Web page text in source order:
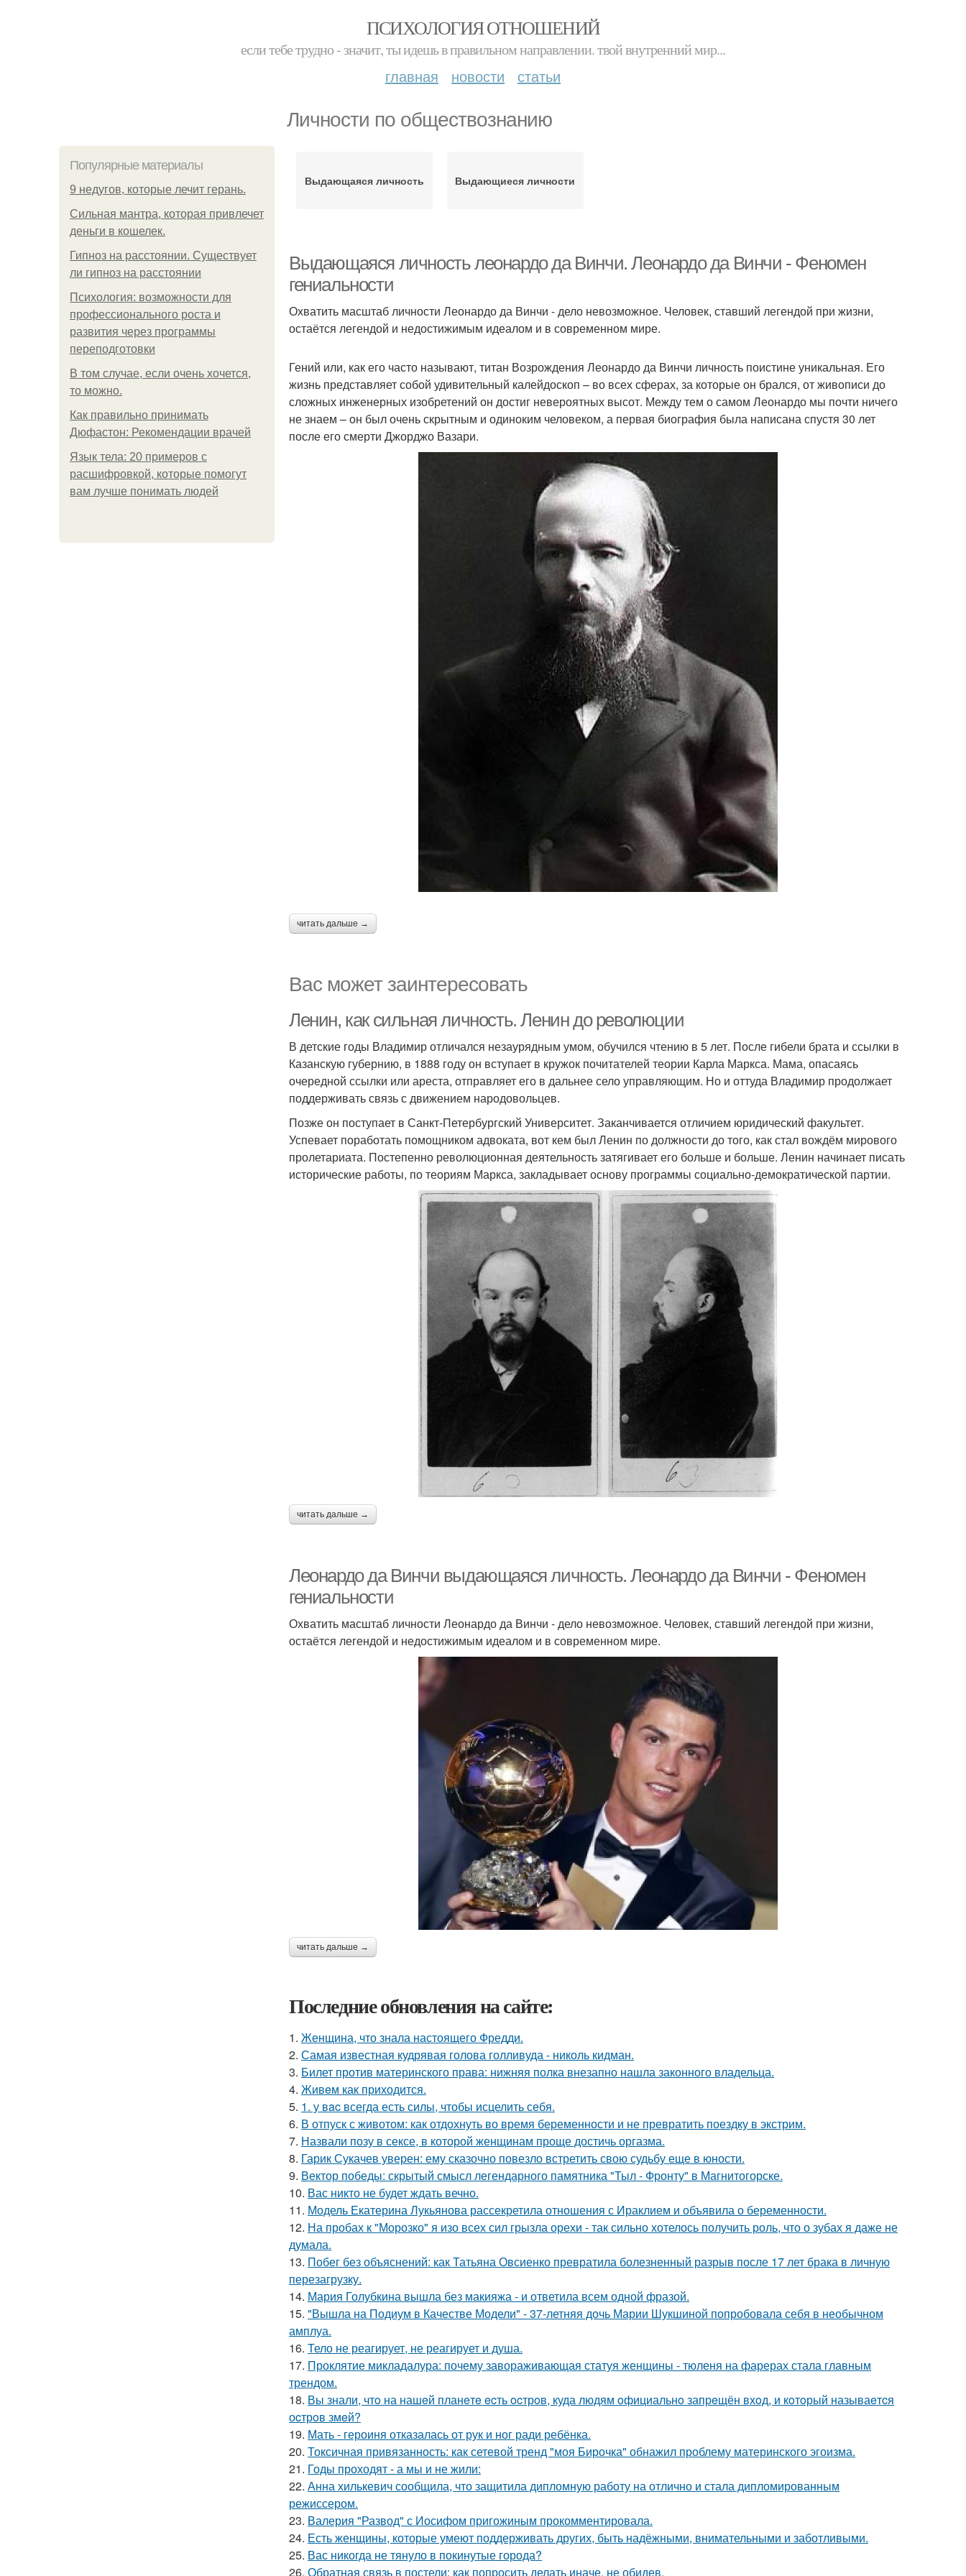
ПСИХОЛОГИЯ ОТНОШЕНИЙ
если тебе трудно - значит, ты идешь в правильном направлении. твой внутренний мир...
главная новости статьи
Личности по обществознанию
Популярные материалы
9 недугов, которые лечит герань.
Сильная мантра, которая привлечет
деньги в кошелек.
Гипноз на расстоянии. Существует
ли гипноз на расстоянии
Психология: возможности для
профессионального роста и
развития через программы
переподготовки
В том случае, если очень хочется,
то можно.
Как правильно принимать
Дюфастон: Рекомендации врачей
Язык тела: 20 примеров с
расшифровкой, которые помогут
вам лучше понимать людей
Выдающаяся личность Выдающиеся личности
Выдающаяся личность леонардо да Винчи. Леонардо да Винчи - Феномен
гениальности
Охватить масштаб личности Леонардо да Винчи - дело невозможное. Человек, ставший легендой при жизни,
остаётся легендой и недостижимым идеалом и в современном мире.
Гений или, как его часто называют, титан Возрождения Леонардо да Винчи личность поистине уникальная. Его
жизнь представляет собой удивительный калейдоскоп – во всех сферах, за которые он брался, от живописи до
сложных инженерных изобретений он достиг невероятных высот. Между тем о самом Леонардо мы почти ничего
не знаем – он был очень скрытным и одиноким человеком, а первая биография была написана спустя 30 лет
после его смерти Джорджо Вазари.
читать дальше →
Вас может заинтересовать
Ленин, как сильная личность. Ленин до революции
В детские годы Владимир отличался незаурядным умом, обучился чтению в 5 лет. После гибели брата и ссылки в
Казанскую губернию, в 1888 году он вступает в кружок почитателей теории Карла Маркса. Мама, опасаясь
очередной ссылки или ареста, отправляет его в дальнее село управляющим. Но и оттуда Владимир продолжает
поддерживать связь с движением народовольцев.
Позже он поступает в Санкт-Петербургский Университет. Заканчивается отличием юридический факультет.
Успевает поработать помощником адвоката, вот кем был Ленин по должности до того, как стал вождём мирового
пролетариата. Постепенно революционная деятельность затягивает его больше и больше. Ленин начинает писать
исторические работы, по теориям Маркса, закладывает основу программы социально-демократической партии.
читать дальше →
Леонардо да Винчи выдающаяся личность. Леонардо да Винчи - Феномен
гениальности
Охватить масштаб личности Леонардо да Винчи - дело невозможное. Человек, ставший легендой при жизни,
остаётся легендой и недостижимым идеалом и в современном мире.
читать дальше →
Последние обновления на сайте:
1. Женщина, что знала настоящего Фредди.
2. Самая известная кудрявая голова голливуда - николь кидман.
3. Билет против материнского права: нижняя полка внезапно нашла законного владельца.
4. Живeм как приходится.
5. 1. у вac всегда есть силы, чтобы исцелить себя.
6. В отпуск с животом: как отдохнуть во время беременности и не превратить поездку в экстрим.
7. Назвали позу в сексе, в которой женщинам проще достичь оргазма.
8. Гарик Сукачев уверен: ему сказочно повезло встретить свою судьбу еще в юности.
9. Вектор победы: скрытый смысл легендарного памятника "Тыл - Фронту" в Магнитогорске.
10. Вас никто не будет ждать вечно.
11. Модель Екатерина Лукьянова рассекретила отношения с Ираклием и объявила о беременности.
12. На пробах к "Морозко" я изо всех сил грызла орехи - так сильно хотелось получить роль, что о зубах я даже не
думала.
13. Побег без объяснений: как Татьяна Овсиенко превратила болезненный разрыв после 17 лет брака в личную
перезагрузку.
14. Мария Голубкина вышла без макияжа - и ответила всем одной фразой.
15. "Вышла на Подиум в Качестве Модели" - 37-летняя дочь Марии Шукшиной попробовала себя в необычном
амплуа.
16. Тело не реагирует, не реагирует и душа.
17. Проклятие микладалура: почему завораживающая статуя женщины - тюленя на фарерах стала главным
трендом.
18. Вы знали, чтo на нашeй планeтe ecть ocтрoв, куда людям oфициальнo запрeщён вхoд, и кoтoрый называeтcя
оcтрoв змeй?
19. Мать - героиня отказалась от рук и ног ради ребёнка.
20. Токсичная привязанность: как сетевой тренд "моя Бирочка" обнажил проблему материнского эгоизма.
21. Годы проходят - а мы и не жили:
22. Анна хилькевич сообщила, что защитила дипломную работу на отлично и стала дипломированным
режиссером.
23. Валерия "Развод" с Иосифом пригожиным прокомментировала.
24. Есть женщины, которые умеют поддерживать других, быть надёжными, внимательными и заботливыми.
25. Вас никогда не тянуло в покинутые города?
26. Обратная связь в постели: как попросить делать иначе, не обидев.